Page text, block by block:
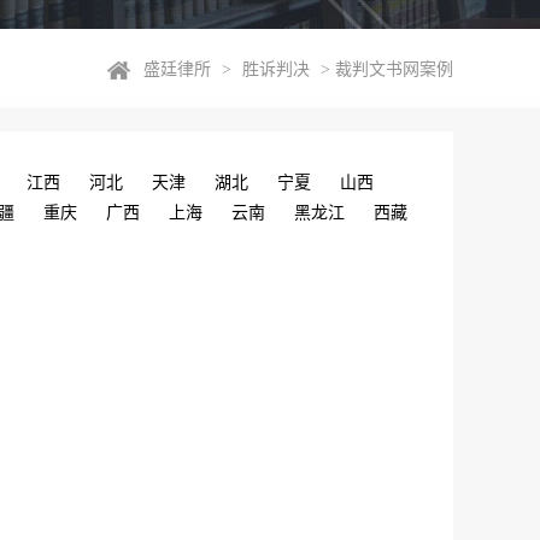
盛廷律所 > 胜诉判决 > 裁判文书网案例
江西 河北 天津 湖北 宁夏
山西
重庆 广西 上海 云南 黑龙江 西藏